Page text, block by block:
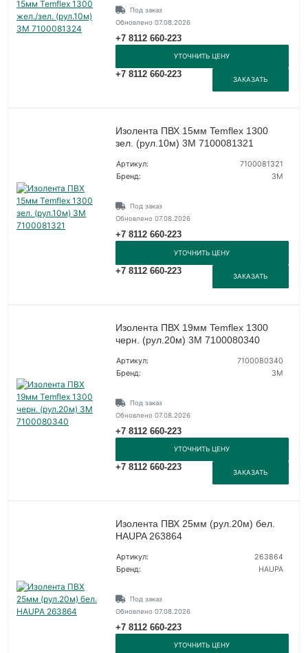
Под заказ
Обновлено 07.08.2026
+7 8112 660-223
УТОЧНИТЬ ЦЕНУ
+7 8112 660-223
ЗАКАЗАТЬ
Изолента ПВХ 15мм Temflex 1300
зел. (рул.10м) 3М 7100081321
Артикул:
7100081321
Бренд:
3М
Под заказ
Обновлено 07.08.2026
+7 8112 660-223
УТОЧНИТЬ ЦЕНУ
+7 8112 660-223
ЗАКАЗАТЬ
Изолента ПВХ 19мм Temflex 1300
черн. (рул.20м) 3М 7100080340
Артикул:
7100080340
Бренд:
3М
Под заказ
Обновлено 07.08.2026
+7 8112 660-223
УТОЧНИТЬ ЦЕНУ
+7 8112 660-223
ЗАКАЗАТЬ
Изолента ПВХ 25мм (рул.20м) бел.
HAUPA 263864
Артикул:
263864
Бренд:
HAUPA
Под заказ
Обновлено 07.08.2026
+7 8112 660-223
УТОЧНИТЬ ЦЕНУ